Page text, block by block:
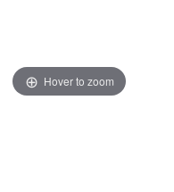
Hover to zoom